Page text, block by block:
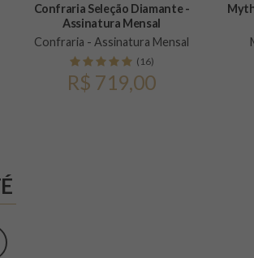
Confraria Seleção Diamante -
Assinatura Mensal
Confraria - Assinatura Mensal
(16)
R$ 719,00